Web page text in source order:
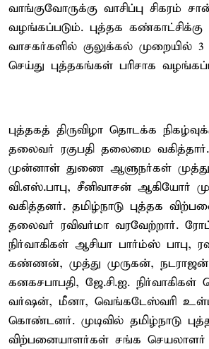
வாங்குவோருக்கு வாசிப்பு சிகரம்
வழங்கப்படும். புத்தக
வாசகர்களில் குலுக்கல் முறையில் 3
செய்து புத்தகங்கள் பரிசாக
புத்தகத் திருவிழா தொடக்க
தலைவர் ரகுபதி தலைமை
முன்னாள் துணை ஆளுநர்கள்
வி.எஸ்.பாபு, சீனிவாசன் ஆகியோர்
வகித்தனர். தமிழ்நாடு புத்தக
தலைவர் ரவிவர்மா வரவேற்றார்.
நிர்வாகிகள் ஆசியா பார்ம்ஸ் பாபு,
கண்ணன், முத்து முருகன்,
கனகசபாபதி, ஜே.சி.ஐ. நிர்வாகிகள்
வர்ஷன், மீனா, வெங்கடேஸ்வரி
கொண்டனர். முடிவில் தமிழ்நாடு
விற்பனையாளர்கள் சங்க செயலாளர்